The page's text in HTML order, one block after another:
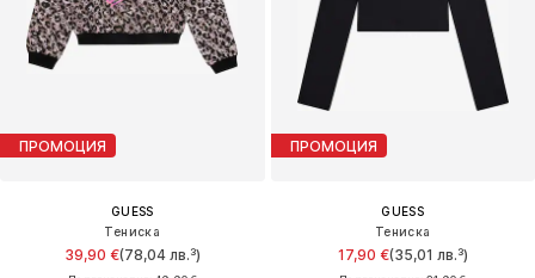
ПРОМОЦИЯ
GUESS
Тениска
39,90 €(78,04 лв.³)
ПРОМОЦИЯ
GUESS
Тениска
17,90 €(35,01 лв.³)